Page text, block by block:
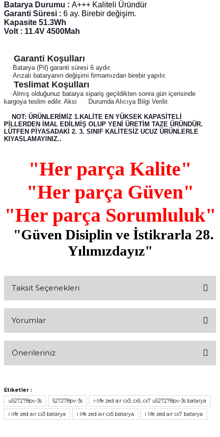
Batarya Durumu : A+++ Kaliteli Üründür
Garanti Süresi : 6 ay. Birebir değişim.
Kapasite 51.3Wh
Volt : 11.4V 4500Mah
Garanti Koşulları
· Batarya (Pil) garanti süresi 6 aydır.
· Arızalı bataryanın değişimi firmamızdan birebir yapılır.
Teslimat Koşulları
· Almış olduğunuz batarya sipariş geçildikten sonra gün içerisinde
kargoya teslim edilir. Aksi
Durumda Alıcıya Bilgi Verilir.
NOT: ÜRÜNLERİMİZ 1.KALİTE EN YÜKSEK KAPASİTELİ
PİLLERDEN İMAL EDİLMİŞ OLUP YENİ ÜRETİM TAZE ÜRÜNDÜR.
LÜTFEN PİYASADAKİ 2. 3. SINIF KALİTESİZ UCUZ ÜRÜNLERLE
KIYASLAMAYINIZ..
"Her parça Kalite"
"Her parça Güven"
"Her parça Sorumluluk"
"Güven Disiplin ve İstikrarla 28.
Yılımızdayız"
Taksit Seçenekleri
Yorumlar
Önerileriniz
tarafımıza iletebilirsiniz.
Görüş ve önerileriniz için teşekkür ederiz.
Etiketler :
u527278pv-3s
527278pv-3s i-life zed air cx3, cx5, cx7 u527278pv-3s batarya
i life zed air cx3 batarya i life zed air cx5 batarya i life zed air cx7 batarya